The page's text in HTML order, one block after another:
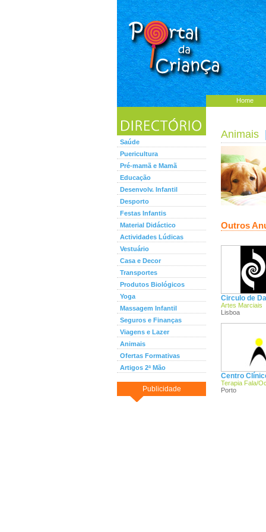
Home
Saúde
Puericultura
Pré-mamã e Mamã
Educação
Desenvolv. Infantil
Desporto
Festas Infantis
Material Didáctico
Actividades Lúdicas
Vestuário
Casa e Decor
Transportes
Produtos Biológicos
Yoga
Massagem Infantil
Seguros e Finanças
Viagens e Lazer
Animais
Ofertas Formativas
Artigos 2ª Mão
Publicidade
Animais
Outros
Circulo de
Artes Marciais
Lisboa
Centro
Terapia Fala/
Porto